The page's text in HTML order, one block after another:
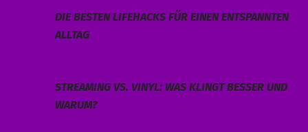
DIE BESTEN LIFEHACKS FÜR EINEN ENTSPANNTEN
ALLTAG
STREAMING VS. VINYL: WAS KLINGT BESSER UND
WARUM?